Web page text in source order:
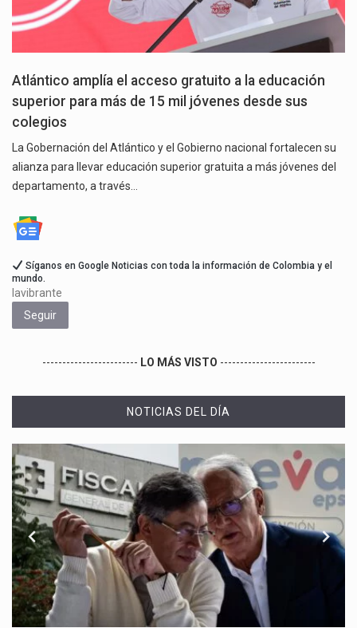
Atlántico amplía el acceso gratuito a la educación
superior para más de 15 mil jóvenes desde sus
colegios
La Gobernación del Atlántico y el Gobierno nacional fortalecen su
alianza para llevar educación superior gratuita a más jóvenes del
departamento, a través…
Síganos en Google Noticias con toda la información de Colombia y el
mundo.
lavibrante
Seguir
------------------------ LO MÁS VISTO ------------------------
NOTICIAS DEL DÍA